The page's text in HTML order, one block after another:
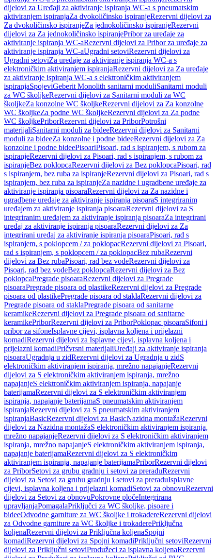
dijelovi za Uređaji za aktiviranje ispiranja WC-a s pneumatskim
aktiviranjem ispiranjaZa dvokoličinsko ispiranjeRezervni dijelovi za
Za dvokoličinsko ispiranjeZa jednokoličinsko ispiranjeRezervni
dijelovi za Za jednokoličinsko ispiranjePribor za uređaje za
aktiviranje ispiranja WC-aRezervni dijelovi za Pribor za uređaje za
aktiviranje ispiranja WC-aUgradni setoviRezervni dijelovi za
Ugradni setoviZa uređaje za aktiviranje ispiranja WC-a s
elektroničkim aktiviranjem ispiranjaRezervni dijelovi za Za uređaje
za aktiviranje ispiranja WC-a s elektroničkim aktiviranjem
ispiranjaSpojeviGeberit Monolith sanitarni moduliSanitarni moduli
za WC školjkeRezervni dijelovi za Sanitarni moduli za WC
školjkeZa konzolne WC školjkeRezervni dijelovi za Za konzolne
WC školjkeZa podne WC školjkeRezervni dijelovi za Za podne
WC školjkePriborRezervni dijelovi za PriborPotrošni
materijaliSanitarni moduli za bideeRezervni dijelovi za Sanitarni
moduli za bideeZa konzolne i podne bideeRezervni dijelovi za Za
konzolne i podne bideePisoariPisoari, rad s ispiranjem, s rubom za
ispiranjeRezervni dijelovi za Pisoari, rad s ispiranjem, s rubom za
ispiranjeBez poklopcaRezervni dijelovi za Bez poklopcaPisoari, rad
s ispiranjem, bez ruba za ispiranjeRezervni dijelovi za Pisoari, rad s
ispiranjem, bez ruba za ispiranjeZa nazidne i ugradbene uređaje za
aktiviranje ispiranja pisoaraRezervni dijelovi za Za nazidne i
ugradbene uređaje za aktiviranje ispiranja pisoaraS integriranim
uređajem za aktiviranje ispiranja pisoaraRezervni dijelovi za S
integriranim uređajem za aktiviranje ispiranja pisoaraZa integrirani
uređaj za aktiviranje ispiranja pisoaraRezervni dijelovi za Za
integrirani uređaj za aktiviranje ispiranja pisoaraPisoari, rad s
ispiranjem, s poklopcem / za poklopacRezervni dijelovi za Pisoari,
rad s ispiranjem, s poklopcem / za poklopacBez rubaRezervni
dijelovi za Bez rubaPisoari, rad bez vodeRezervni dijelovi za
Pisoari, rad bez vodeBez poklopcaRezervni dijelovi za Bez
poklopcaPregrade pisoaraRezervni dijelovi za Pregrade
pisoaraPregrade pisoara od plastikeRezervni dijelovi za Pregrade
pisoara od plastikePregrade pisoara od staklaRezervni dijelovi za
Pregrade pisoara od staklaPregrade pisoara od sanitarne
keramikeRezervni dijelovi za Pregrade pisoara od sanitarne
keramikePriborRezervni dijelovi za PriborPoklopac pisoaraSifoni i
pribor za sifoneIsplavne cijevi, isplavna koljena i prijelazni
komadiRezervni dijelovi za Isplavne cijevi, isplavna koljena i
prijelazni komadiPričvrsni materijaliUređaji za aktiviranje ispiranja
pisoaraUgradnja u zidRezervni dijelovi za Ugradnja u zidS
elektroničkim aktiviranjem ispiranja, mrežno napajanjeRezervni
dijelovi za S elektroničkim aktiviranjem ispiranja, mrežno
napajanjeS elektroničkim aktiviranjem ispiranja, napajanje
baterijamaRezervni dijelovi za S elektroničkim aktiviranjem
ispiranja, napajanje baterijamaS pneumatskim aktiviranjem
ispiranjaRezervni dijelovi za S pneumatskim aktiviranjem
ispiranjaBasicRezervni dijelovi za BasicNazidna montažaRezervni
dijelovi za Nazidna montažaS elektroničkim aktiviranjem ispiranja,
mrežno napajanjeRezervni dijelovi za S elektroničkim aktiviranjem
ispiranja, mrežno napajanjeS elektroničkim aktiviranjem ispiranja,
napajanje baterijamaRezervni dijelovi za S elektroničkim
aktiviranjem ispiranja, napajanje baterijamaPriborRezervni dijelovi
za PriborSetovi za grubu gradnju i setovi za preraduRezervni
dijelovi za Setovi za grubu gradnju i setovi za preraduIsplavne
cijevi, isplavna koljena i prijelazni komadiSetovi za obnovuRezervni
dijelovi za Setovi za obnovuPokrovne pločeIntegrirana
upravljanjaPomagalaPriključci za WC školjke, pisoare i
bideeOdvodne garniture za WC školjke i trokadereRezervni dijelovi
za Odvodne garniture za WC školjke i trokaderePriključna
koljenaRezervni dijelovi za Priključna koljenaSpojni
komadiRezervni dijelovi za Spojni komadiPriključni setoviRezervni
dijelovi za Priključni setoviProdužeci za isplavna koljenaRezervni